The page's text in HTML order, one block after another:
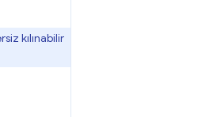
kılınabilir